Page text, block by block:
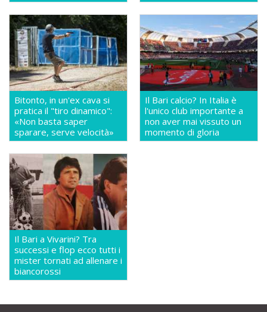
Bitonto, in un'ex cava si
pratica il "tiro dinamico":
«Non basta saper
sparare, serve velocità»
Il Bari calcio? In Italia è
l'unico club importante a
non aver mai vissuto un
momento di gloria
Il Bari a Vivarini? Tra
successi e flop ecco tutti i
mister tornati ad allenare i
biancorossi